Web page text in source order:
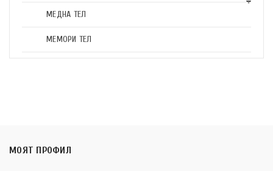
МЕДНА ТЕЛ
МЕМОРИ ТЕЛ
МОЯТ ПРОФИЛ